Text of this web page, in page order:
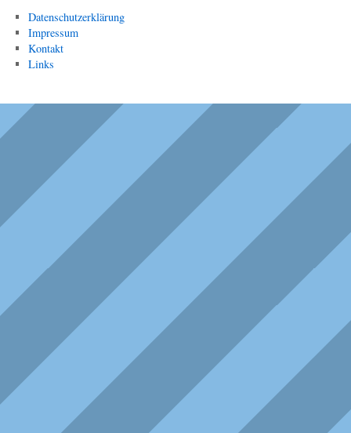
Datenschutzerklärung
Impressum
Kontakt
Links